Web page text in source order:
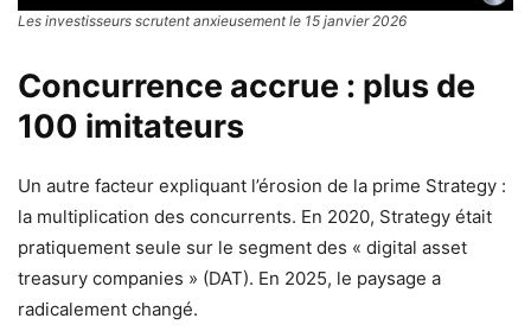
Les investisseurs scrutent anxieusement le 15 janvier 2026
Concurrence accrue : plus de
100 imitateurs
Un autre facteur expliquant l’érosion de la prime Strategy :
la multiplication des concurrents. En 2020, Strategy était
pratiquement seule sur le segment des « digital asset
treasury companies » (DAT). En 2025, le paysage a
radicalement changé.